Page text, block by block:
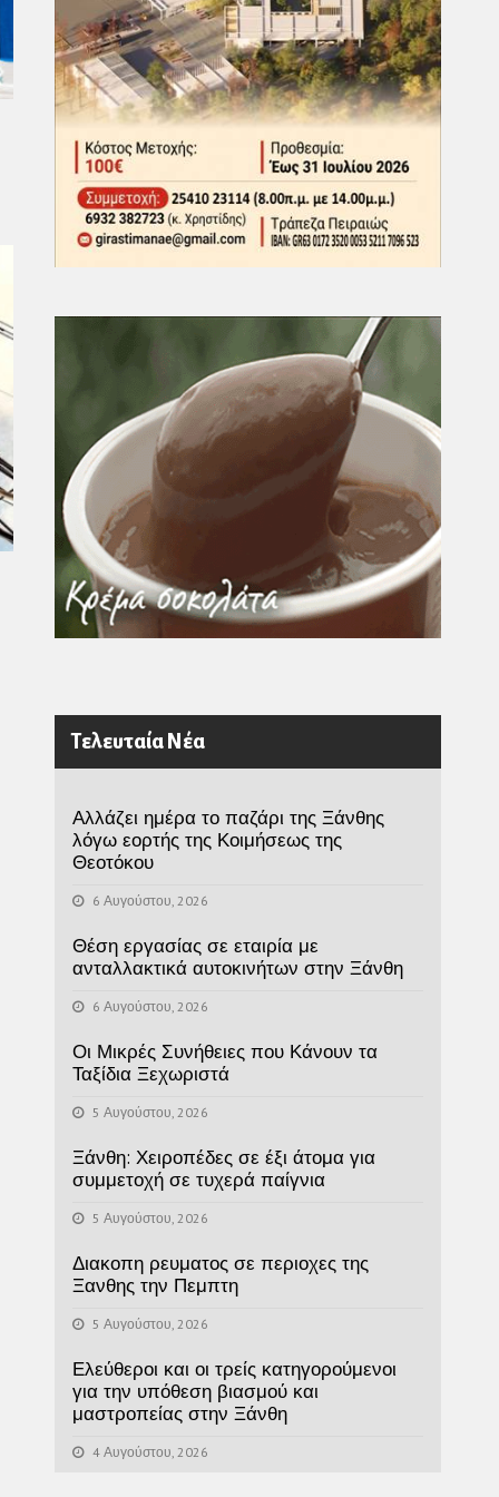
Τελευταία Νέα
Αλλάζει ημέρα το παζάρι της Ξάνθης
λόγω εορτής της Κοιμήσεως της
Θεοτόκου
6 Αυγούστου, 2026
Θέση εργασίας σε εταιρία με
ανταλλακτικά αυτοκινήτων στην Ξάνθη
6 Αυγούστου, 2026
Οι Μικρές Συνήθειες που Κάνουν τα
Ταξίδια Ξεχωριστά
5 Αυγούστου, 2026
Ξάνθη: Χειροπέδες σε έξι άτομα για
συμμετοχή σε τυχερά παίγνια
5 Αυγούστου, 2026
Διακοπη ρευματος σε περιοχες της
Ξανθης την Πεμπτη
5 Αυγούστου, 2026
Ελεύθεροι και οι τρείς κατηγορούμενοι
για την υπόθεση βιασμού και
μαστροπείας στην Ξάνθη
4 Αυγούστου, 2026